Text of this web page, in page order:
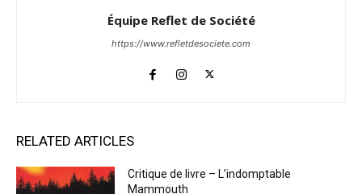
Équipe Reflet de Société
https://www.refletdesociete.com
RELATED ARTICLES
Critique de livre – L’indomptable
Mammouth